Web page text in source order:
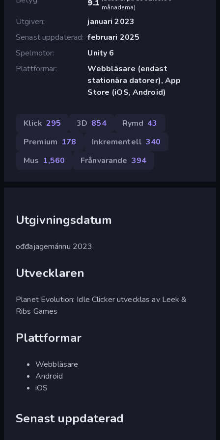
9.1 månaderna)
Utgiven
januari 2023
Senast uppdaterad februari 2025
Spelmotor
Unity 6
Plattformar
Webbläsare (endast
stationära datorer), App
Store (iOS, Android)
Klick 295 3D 854 Rymd 43
Premium 178 Inkrementell 340
Mus 1,560 Frånvarande 394
Utgivningsdatum
ođđajagemánnu 2023
Utvecklaren
Planet Evolution: Idle Clicker utvecklas av Leek &
Ribs Games
Plattformar
Webbläsare
Android
iOS
Senast uppdaterad